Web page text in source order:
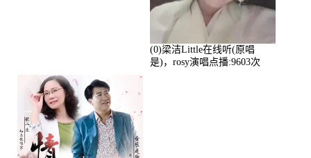
(0)梁洁Little在线听(原唱
是)，rosy演唱点播:9603次